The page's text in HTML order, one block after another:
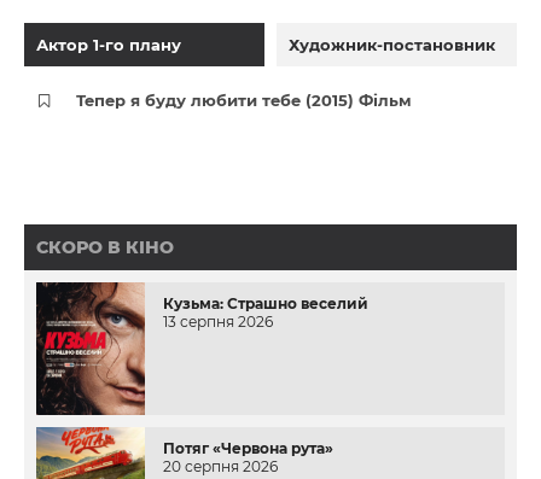
Актор 1-го плану Художник-постановник
Тепер я буду любити тебе (2015) Фільм
СКОРО В КІНО
Кузьма: Страшно веселий
13 серпня 2026
Потяг «Червона рута»
20 серпня 2026